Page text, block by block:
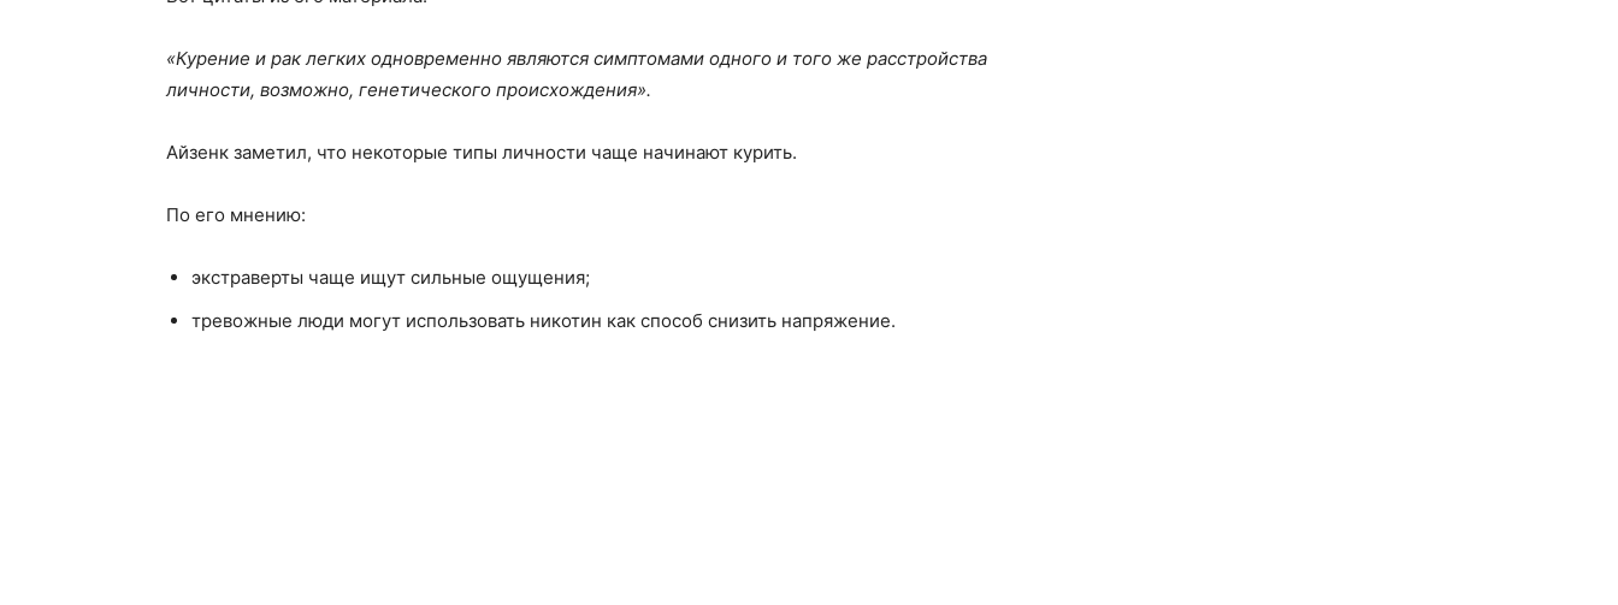
«Курение и рак легких одновременно являются симптомами одного и того же расстройства
личности, возможно, генетического происхождения».
Айзенк заметил, что некоторые типы личности чаще начинают курить.
По его мнению:
экстраверты чаще ищут сильные ощущения;
тревожные люди могут использовать никотин как способ снизить напряжение.